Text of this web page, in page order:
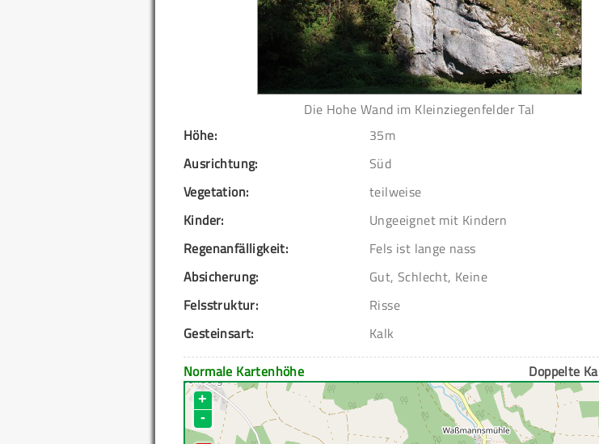
Die Hohe Wand im Kleinziegenfelder Tal
Höhe:
35m
Ausrichtung:
Süd
Vegetation:
teilweise
Kinder:
Ungeeignet mit Kindern
Regenanfälligkeit:
Fels ist lange nass
Absicherung:
Gut, Schlecht, Keine
Felsstruktur:
Risse
Gesteinsart:
Kalk
Normale Kartenhöhe
Doppelte
+
-